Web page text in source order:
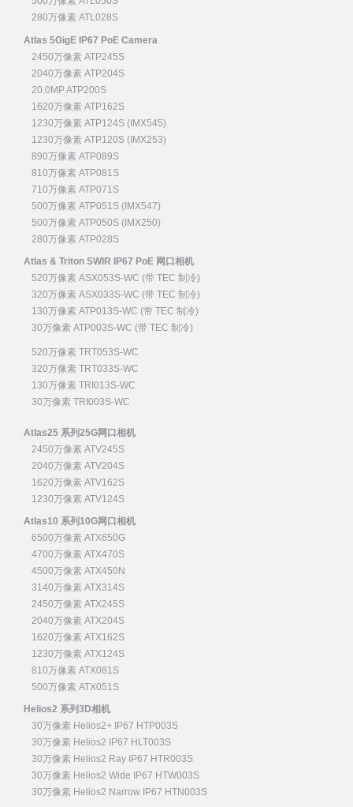
280万像素 ATL028S
Atlas 5GigE IP67 PoE Camera
2450万像素 ATP245S
2040万像素 ATP204S
20.0MP ATP200S
1620万像素 ATP162S
1230万像素 ATP124S (IMX545)
1230万像素 ATP120S (IMX253)
890万像素 ATP089S
810万像素 ATP081S
710万像素 ATP071S
500万像素 ATP051S (IMX547)
500万像素 ATP050S (IMX250)
280万像素 ATP028S
Atlas & Triton SWIR IP67 PoE 网口相机
520万像素 ASX053S-WC (带 TEC 制冷)
320万像素 ASX033S-WC (带 TEC 制冷)
130万像素 ATP013S-WC (带 TEC 制冷)
30万像素 ATP003S-WC (带 TEC 制冷)
520万像素 TRT053S-WC
320万像素 TRT033S-WC
130万像素 TRI013S-WC
30万像素 TRI003S-WC
Atlas25 系列25G网口相机
2450万像素 ATV245S
2040万像素 ATV204S
1620万像素 ATV162S
1230万像素 ATV124S
Atlas10 系列10G网口相机
6500万像素 ATX650G
4700万像素 ATX470S
4500万像素 ATX450N
3140万像素 ATX314S
2450万像素 ATX245S
2040万像素 ATX204S
1620万像素 ATX162S
1230万像素 ATX124S
810万像素 ATX081S
500万像素 ATX051S
Helios2 系列3D相机
30万像素 Helios2+ IP67 HTP003S
30万像素 Helios2 IP67 HLT003S
30万像素 Helios2 Ray IP67 HTR003S
30万像素 Helios2 Wide IP67 HTW003S
30万像素 Helios2 Narrow IP67 HTN003S